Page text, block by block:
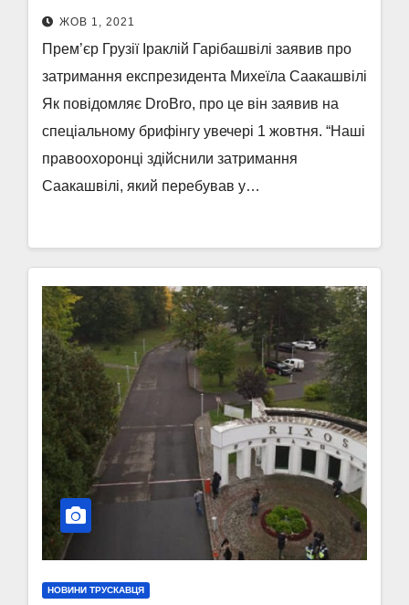
ЖОВ 1, 2021
Прем’єр Грузії Іраклій Гарібашвілі заявив про
затримання експрезидента Михеїла Саакашвілі
Як повідомляє DroBro, про це він заявив на
спеціальному брифінгу увечері 1 жовтня. “Наші
правоохоронці здійснили затримання
Саакашвілі, який перебував у…
НОВИНИ ТРУСКАВЦЯ